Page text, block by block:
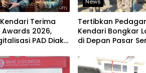
Terima
2026,
PAD Diakui
Tertibkan
Kendari Bongkar
di Depan Pasar